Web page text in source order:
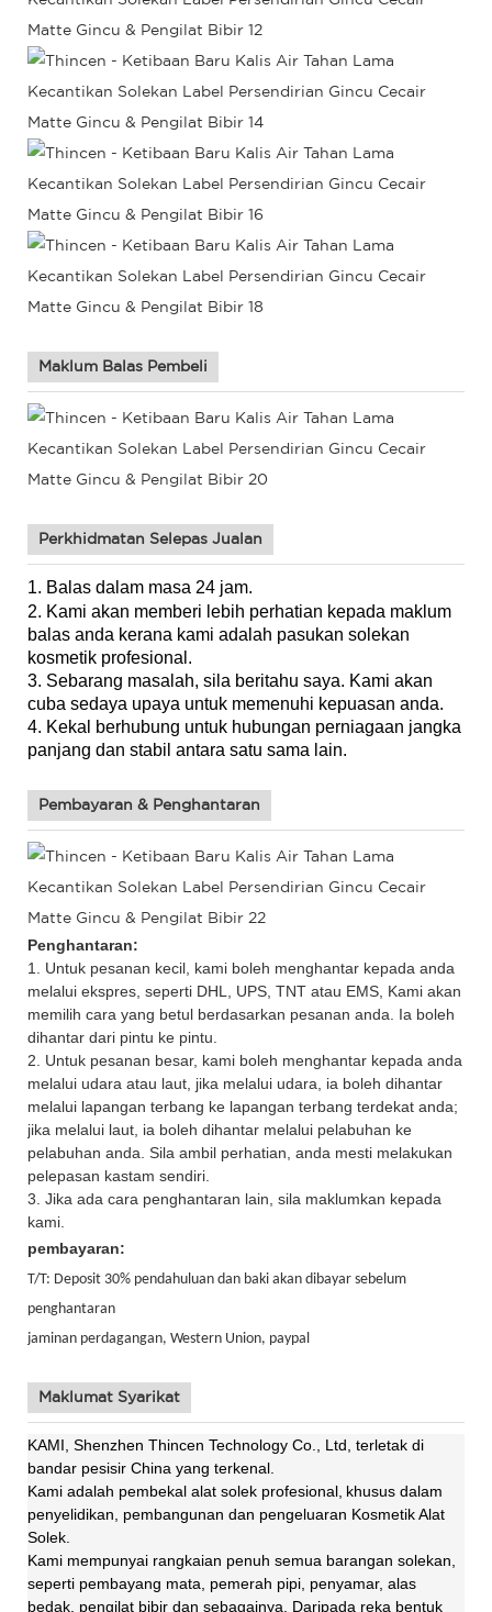
Maklum Balas Pembeli
Perkhidmatan Selepas Jualan
1. Balas dalam masa 24 jam.
2. Kami akan memberi lebih perhatian kepada maklum
balas anda kerana kami adalah pasukan solekan
kosmetik profesional.
3. Sebarang masalah, sila beritahu saya. Kami akan
cuba sedaya upaya untuk memenuhi kepuasan anda.
4. Kekal berhubung untuk hubungan perniagaan jangka
panjang dan stabil antara satu sama lain.
Pembayaran & Penghantaran
Penghantaran:
1. Untuk pesanan kecil, kami boleh menghantar kepada anda
melalui ekspres, seperti DHL, UPS, TNT atau EMS, Kami akan
memilih cara yang betul berdasarkan pesanan anda. Ia boleh
dihantar dari pintu ke pintu.
2. Untuk pesanan besar, kami boleh menghantar kepada anda
melalui udara atau laut, jika melalui udara, ia boleh dihantar
melalui lapangan terbang ke lapangan terbang terdekat anda;
jika melalui laut, ia boleh dihantar melalui pelabuhan ke
pelabuhan anda. Sila ambil perhatian, anda mesti melakukan
pelepasan kastam sendiri.
3. Jika ada cara penghantaran lain, sila maklumkan kepada
kami.
pembayaran:
T/T: Deposit 30% pendahuluan dan baki akan dibayar sebelum
penghantaran
jaminan perdagangan, Western Union, paypal
Maklumat Syarikat
KAMI, Shenzhen Thincen Technology Co., Ltd, terletak di
bandar pesisir China yang terkenal.
Kami adalah pembekal alat solek profesional, khusus dalam
penyelidikan, pembangunan dan pengeluaran Kosmetik Alat
Solek.
Kami mempunyai rangkaian penuh semua barangan solekan,
seperti pembayang mata, pemerah pipi, penyamar, alas
bedak, pengilat bibir dan sebagainya. Daripada reka bentuk